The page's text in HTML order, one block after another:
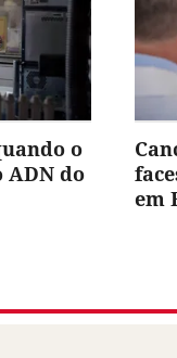
o
ADN do
em